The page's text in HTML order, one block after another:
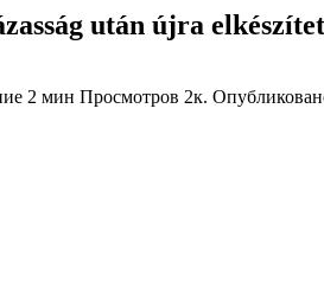
után újra
2 мин Просмотров 2к.